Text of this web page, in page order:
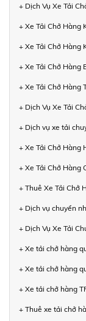
+ Dịch Vụ Xe Tải
+ Xe Tải Chở Hàng
+ Xe Tải Chở Hàng
+ Xe Tải Chở Hàng
+ Xe Tải Chở Hàng
+ Dịch Vụ Xe Tải
+ Dịch vụ xe tải
+ Xe Tải Chở Hàng
+ Xe Tải Chở Hàng
+ Thuê Xe Tải Chở
+ Dịch vụ chuyển
+ Dịch Vụ Xe Tải
+ Xe tải chở hàng
+ Xe tải chở hàng
+ Xe tải chở hàng
+ Thuê xe tải chở